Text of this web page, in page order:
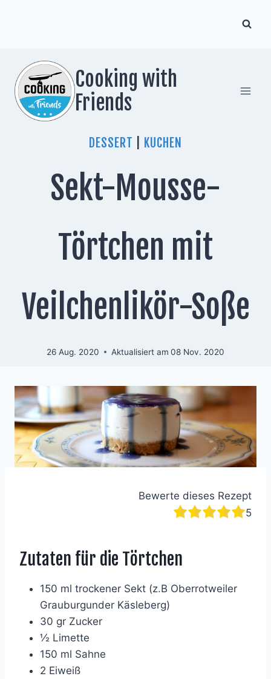
Cooking with
Friends
DESSERT KUCHEN
Sekt-Mousse-
Törtchen mit
Veilchenlikör-Soße
26 Aug. 2020 Aktualisiert am 08 Nov. 2020
Bewerte dieses Rezept
5
Zutaten für die Törtchen
150 ml trockener Sekt (z.B Oberrotweiler
Grauburgunder Käsleberg)
30 gr Zucker
½ Limette
150 ml Sahne
2 Eiweiß